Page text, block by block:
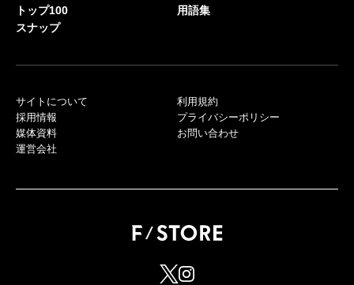
トップ100
スナップ
用語集
サイトについて
採用情報
媒体資料
運営会社
利用規約
プライバシーポリシー
お問い合わせ